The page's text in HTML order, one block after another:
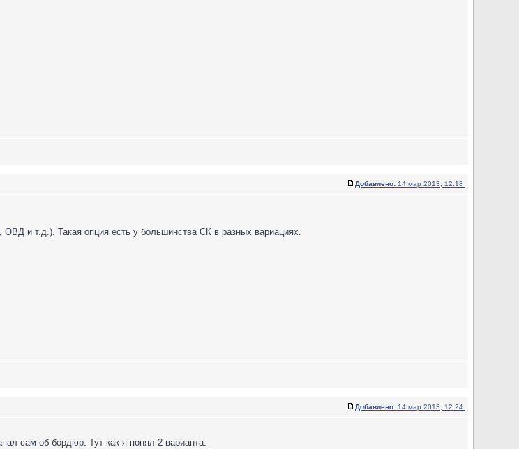
Добавлено: 14 мар 2013, 12:18
и т.д.). Такая опция есть у большинства СК в разных вариациях.
Добавлено: 14 мар 2013, 12:24
сам об бордюр. Тут как я понял 2 варианта: